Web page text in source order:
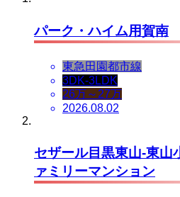
パーク・ハイム用賀南
東急田園都市線
3DK-3LDK
26万～27万
2026.08.02
セザール目黒東山-東山
ァミリーマンション